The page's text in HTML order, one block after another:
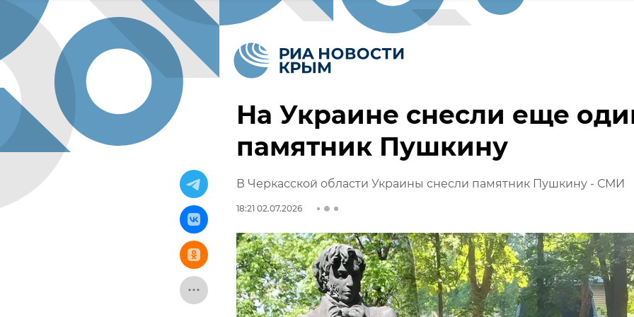
На Украине снесли еще
памятник Пушкину
В Черкасской области Украины снесли памятник Пушкину - СМИ
18:21 02.07.2026